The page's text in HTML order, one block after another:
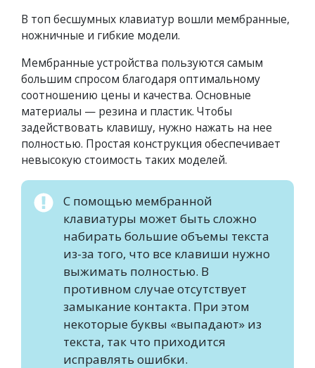
В топ бесшумных клавиатур вошли мембранные,
ножничные и гибкие модели.
Мембранные устройства пользуются самым
большим спросом благодаря оптимальному
соотношению цены и качества. Основные
материалы — резина и пластик. Чтобы
задействовать клавишу, нужно нажать на нее
полностью. Простая конструкция обеспечивает
невысокую стоимость таких моделей.
С помощью мембранной
клавиатуры может быть сложно
набирать большие объемы текста
из-за того, что все клавиши нужно
выжимать полностью. В
противном случае отсутствует
замыкание контакта. При этом
некоторые буквы «выпадают» из
текста, так что приходится
исправлять ошибки.